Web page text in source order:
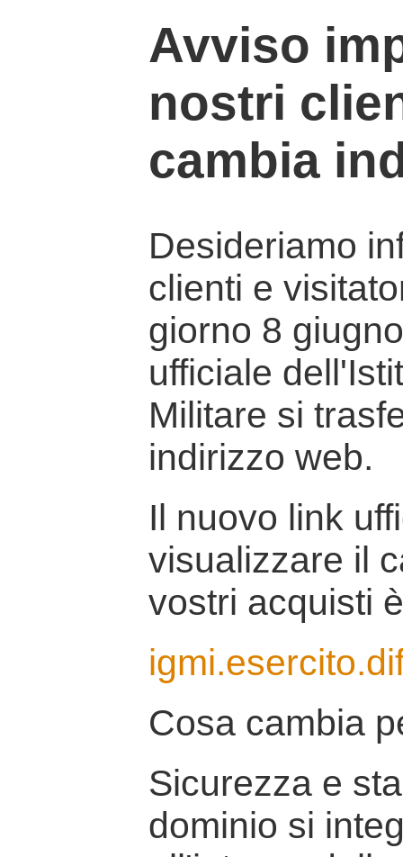
Avviso
nostri
cambia
Desideriamo
clienti e
giorno 8
ufficiale
Militare si
indirizzo web.
Il nuovo link
visualizzare il
vostri acquisti
Cosa cambia
Sicurezza e
dominio si